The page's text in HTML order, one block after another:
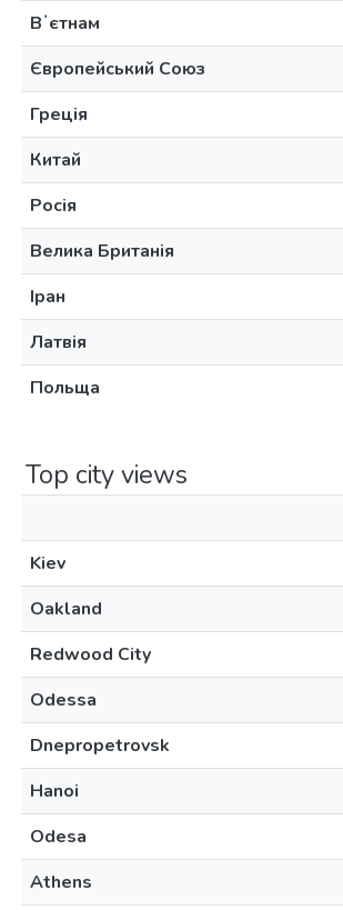
Вʼєтнам
Європейський Союз
Греція
Китай
Росія
Велика Британія
Іран
Латвія
Польща
Top city views
Kiev
Oakland
Redwood City
Odessa
Dnepropetrovsk
Hanoi
Odesa
Athens